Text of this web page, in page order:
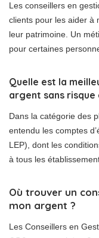
Les conseillers en
clients pour les aider à
leur patrimoine. Un
pour certaines
Quelle est la
argent sans risque
Dans la catégorie des
entendu les comptes
LEP), dont les
à tous les
Où trouver un
mon argent ?
Les Conseillers en